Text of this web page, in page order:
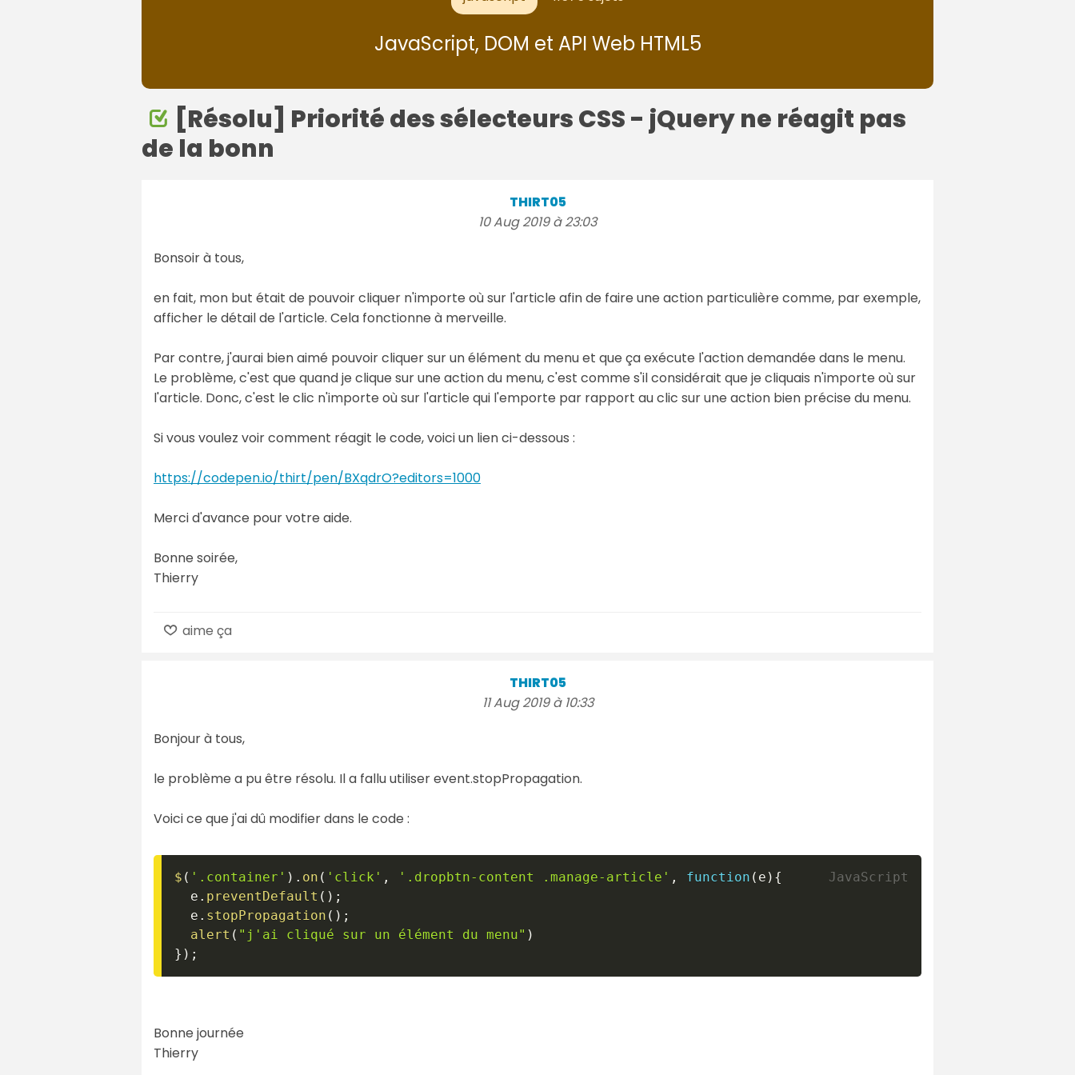
JavaScript, DOM et API Web HTML5
[Résolu] Priorité des sélecteurs CSS - jQuery ne réagit pas
de la bonn
THIRT05
10 Aug 2019 à 23:03
Bonsoir à tous,
en fait, mon but était de pouvoir cliquer n'importe où sur l'article afin de faire une action particulière comme, par exemple,
afficher le détail de l'article. Cela fonctionne à merveille.
Par contre, j'aurai bien aimé pouvoir cliquer sur un élément du menu et que ça exécute l'action demandée dans le menu.
Le problème, c'est que quand je clique sur une action du menu, c'est comme s'il considérait que je cliquais n'importe où sur
l'article. Donc, c'est le clic n'importe où sur l'article qui l'emporte par rapport au clic sur une action bien précise du menu.
Si vous voulez voir comment réagit le code, voici un lien ci-dessous :
https://codepen.io/thirt/pen/BXqdrO?editors=1000
Merci d'avance pour votre aide.
Bonne soirée,
Thierry
aime ça
THIRT05
11 Aug 2019 à 10:33
Bonjour à tous,
le problème a pu être résolu. Il a fallu utiliser event.stopPropagation.
Voici ce que j'ai dû modifier dans le code :
$ ( '.container' ) . on ( 'click' , '.dropbtn-content .manage-article' , function ( e ) {
  e
. preventDefault ( ) ;
  e
. stopPropagation ( ) ;
alert ( "j'ai cliqué sur un élément du menu" )
} ) ;
Bonne journée
Thierry